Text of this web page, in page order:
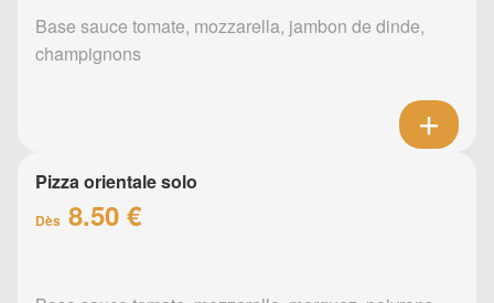
Base sauce tomate, mozzarella, jambon de dinde,
champignons
Pizza orientale solo
Dès 8.50 €